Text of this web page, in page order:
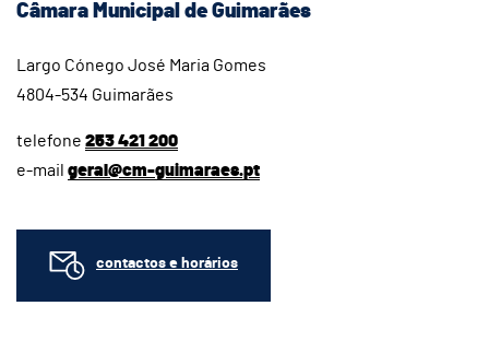
Câmara Municipal de Guimarães
Largo Cónego José Maria Gomes
4804-534 Guimarães
telefone 253 421 200
e-mail geral@cm-guimaraes.pt
contactos e horários